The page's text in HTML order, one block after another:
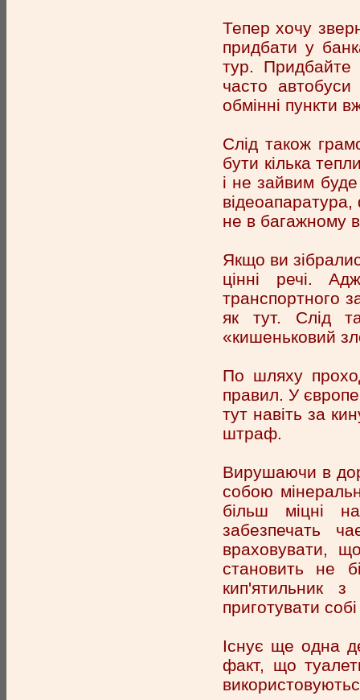
Тепер хочу
придбати у
тур. Придбайте
часто
обмінні пункти
Слід також
бути кілька
і не зайвим буде
не в багажному
Якщо ви
цінні речі.
транспортного
як тут. Слід
«кишеньковий
По шляху
правил. У
тут навіть за
штраф.
Вирушаючи в
собою
більш міцні
забезпечать
враховувати,
становить не
кип'ятильник
приготувати
Існує ще одна
факт, що